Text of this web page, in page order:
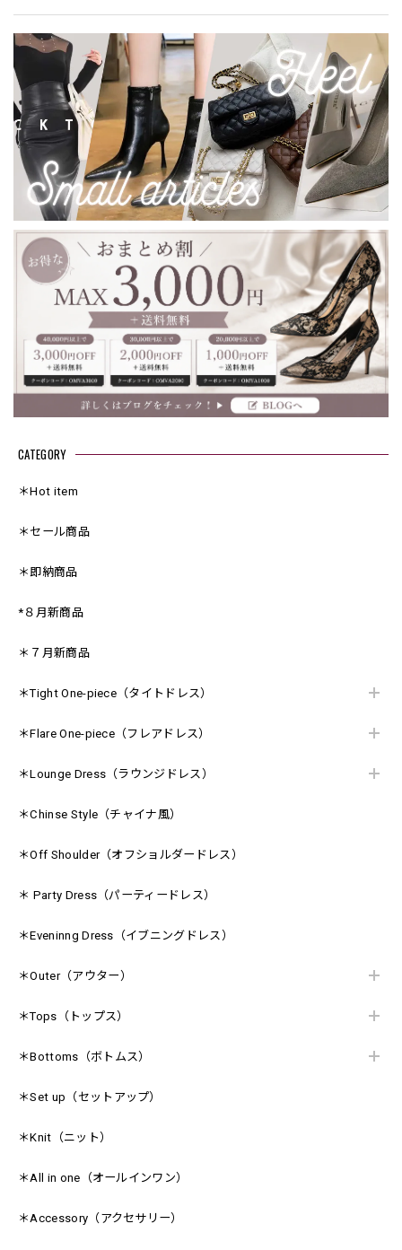
CATEGORY
＊Hot item
＊セール商品
＊即納商品
*８月新商品
＊７月新商品
＊Tight One-piece（タイトドレス）
＊Flare One-piece（フレアドレス）
＊Lounge Dress（ラウンジドレス）
＊Chinse Style（チャイナ風）
＊Off Shoulder（オフショルダードレス）
＊ Party Dress（パーティードレス）
＊Eveninng Dress（イブニングドレス）
＊Outer（アウター）
＊Tops（トップス）
＊Bottoms（ボトムス）
＊Set up（セットアップ）
＊Knit（ニット）
＊All in one（オールインワン）
＊Accessory（アクセサリー）